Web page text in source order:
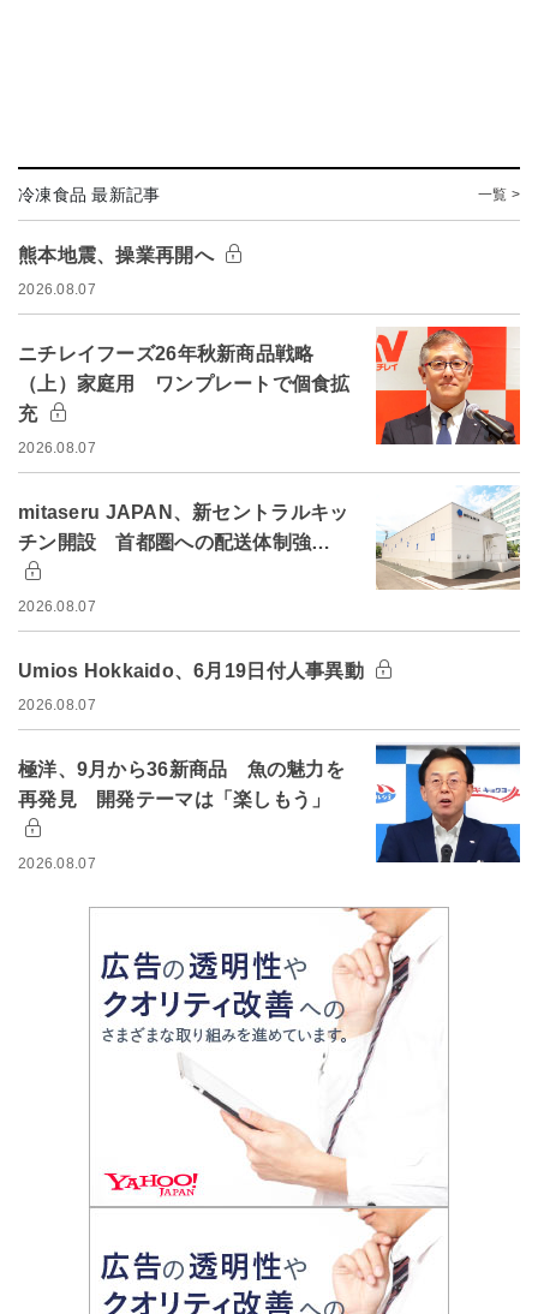
冷凍食品 最新記事 一覧 >
熊本地震、操業再開へ
2026.08.07
ニチレイフーズ26年秋新商品戦略
（上）家庭用 ワンプレートで個食拡
充
2026.08.07
mitaseru JAPAN、新セントラルキッ
チン開設 首都圏への配送体制強…
2026.08.07
Umios Hokkaido、6月19日付人事異動
2026.08.07
極洋、9月から36新商品 魚の魅力を
再発見 開発テーマは「楽しもう」
2026.08.07